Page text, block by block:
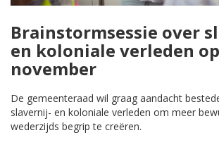
Brainstormsessie over
en koloniale verleden
november
De gemeenteraad wil graag aandacht
slavernij- en koloniale verleden om meer
wederzijds begrip te creëren.